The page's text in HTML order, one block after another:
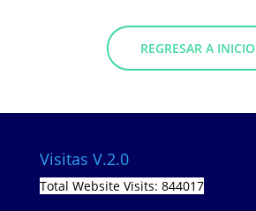
REGRESAR A INICIO
Visitas V.2.0
Total Website Visits: 844017